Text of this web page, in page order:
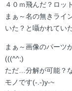
４０ｍ飛んだ？ロッ
まぁ～名の無きライ
いた？と囁かれてい
まぁ～画像のパーツ
(((^^;)
ただ…分解が可能？
モノです(-.-)y-~